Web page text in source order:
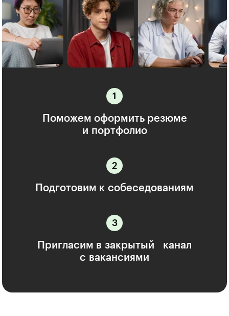
Поможем оформить резюме
и портфолио
Подготовим к собеседованиям
Пригласим в закрытый канал
с вакансиями